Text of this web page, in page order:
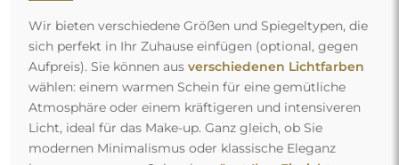
Wir bieten verschiedene Größen und Spiegeltypen, die
sich perfekt in Ihr Zuhause einfügen (optional, gegen
Aufpreis). Sie können aus verschiedenen Lichtfarben
wählen: einem warmen Schein für eine gemütliche
Atmosphäre oder einem kräftigeren und intensiveren
Licht, ideal für das Make-up. Ganz gleich, ob Sie
modernen Minimalismus oder klassische Eleganz